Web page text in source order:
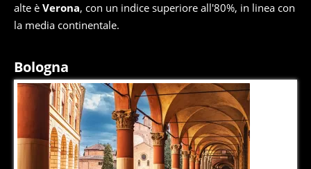
alte è Verona, con un indice superiore all'80%, in linea con
la media continentale.
Bologna